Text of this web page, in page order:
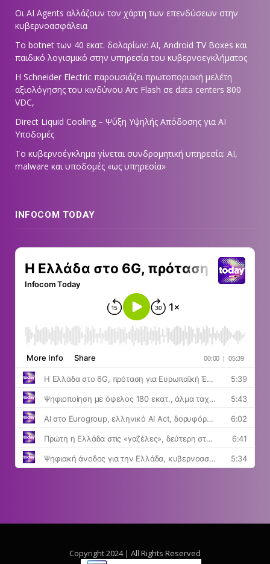
Οι AI Agents αλλάζουν τον χάρτη των επενδύσεων στην
κυβερνοασφάλεια
Το botnet των 40 εκατ. δολαρίων: AI, Android TV Boxes και
παιδικό λογισμικό στην υπηρεσία του κυβερνοεγκλήματος
Η Schneider Electric παρουσιάζει πρωτοποριακή μελέτη
αξιολόγησης του κινδύνου Arc Flash σε data centers 800
VDC,
Direct Liquid Cooling – Ψύξη Υψηλής Απόδοσης για AI
Υποδομές
Το κυβερνοέγκλημα γίνεται συνδρομητική υπηρεσία: AI,
malware και υποδομές «ως υπηρεσία»
INFOCOM TODAY
Copyright 2024 | All Rights Reserved